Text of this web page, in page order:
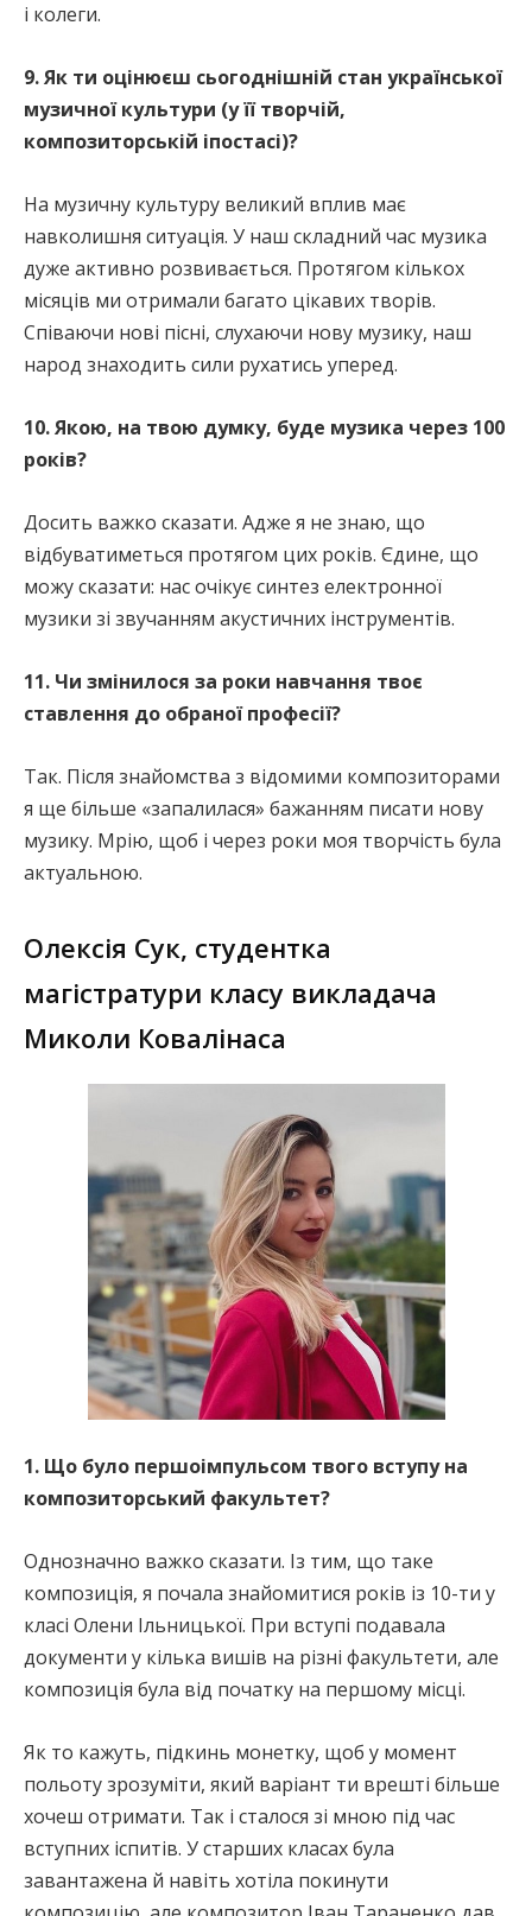
і колеги.
9. Як ти оцінюєш сьогоднішній стан української
музичної культури (у її творчій,
композиторській іпостасі)?
На музичну культуру великий вплив має
навколишня ситуація. У наш складний час музика
дуже активно розвивається. Протягом кількох
місяців ми отримали багато цікавих творів.
Співаючи нові пісні, слухаючи нову музику, наш
народ знаходить сили рухатись уперед.
10. Якою, на твою думку, буде музика через 100
років?
Досить важко сказати. Адже я не знаю, що
відбуватиметься протягом цих років. Єдине, що
можу сказати: нас очікує синтез електронної
музики зі звучанням акустичних інструментів.
11. Чи змінилося за роки навчання твоє
ставлення до обраної професії?
Так. Після знайомства з відомими композиторами
я ще більше «запалилася» бажанням писати нову
музику. Мрію, щоб і через роки моя творчість була
актуальною.
Олексія Сук, студентка
магістратури класу викладача
Миколи Ковалінаса
1. Що було першоімпульсом твого вступу на
композиторський факультет?
Однозначно важко сказати. Із тим, що таке
композиція, я почала знайомитися років із 10-ти у
класі Олени Ільницької. При вступі подавала
документи у кілька вишів на різні факультети, але
композиція була від початку на першому місці.
Як то кажуть, підкинь монетку, щоб у момент
польоту зрозуміти, який варіант ти врешті більше
хочеш отримати. Так і сталося зі мною під час
вступних іспитів. У старших класах була
завантажена й навіть хотіла покинути